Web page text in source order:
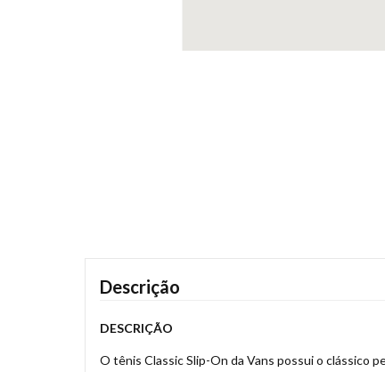
Descrição
DESCRIÇÃO
O tênis Classic Slip-On da Vans possui o clássico